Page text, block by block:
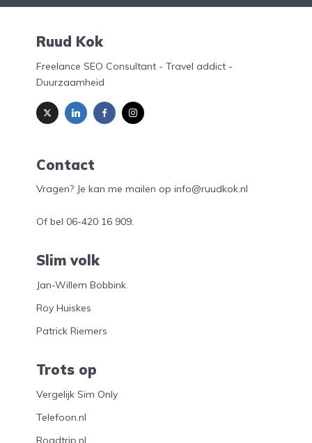
Ruud Kok
Freelance SEO Consultant - Travel addict -
Duurzaamheid
Contact
Vragen? Je kan me mailen op info@ruudkok.nl
Of bel 06-420 16 909.
Slim volk
Jan-Willem Bobbink
Roy Huiskes
Patrick Riemers
Trots op
Vergelijk Sim Only
Telefoon.nl
Roadtrip.nl